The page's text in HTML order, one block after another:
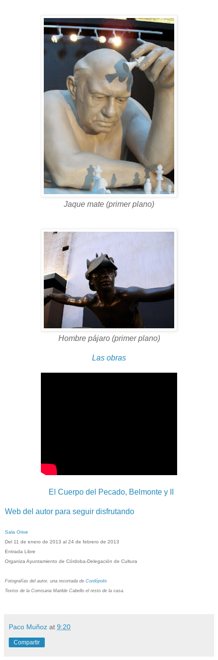
Jaque mate (primer plano)
Hombre pájaro (primer plano)
Las obras
El Cuerpo del Pecado, Belmonte y II
Web del autor para seguir disfrutando
Sala Orive
Del 11 de enero de 2013 al 24 de febrero de 2013
Entrada Libre
Organiza Ayuntamiento de Córdoba-Delegación de Cultura
Fotografías del autor, una recortada de Cordópolis
Textos de la Comisaria Matilde Cabello el resto de la casa.
Paco Muñoz at 9:20
Compartir